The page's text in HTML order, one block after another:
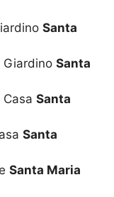
Santa
Giardino Santa
Santa
Santa
Santa Maria